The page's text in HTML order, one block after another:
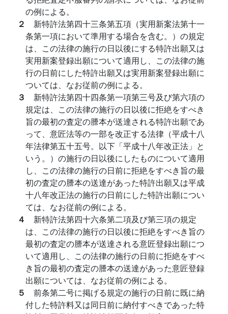
の例による。
２ 新特許法第四十三条第五項（実用新案法第十一
条第一項において準用する場合を含む。）の規定
は、この法律の施行の日以後にする特許出願又は
実用新案登録出願について適用し、この法律の施
行の日前にした特許出願又は実用新案登録出願に
ついては、なお従前の例による。
３ 新特許法第四十四条第一項第三号及び第六項の
規定は、この法律の施行の日以後に拒絶をすべき
旨の最初の査定の謄本が送達される特許出願であ
って、意匠法等の一部を改正する法律（平成十八
年法律第五十五号。以下「平成十八年改正法」と
いう。）の施行の日以後にしたものについて適用
し、この法律の施行の日前に拒絶をすべき旨の最
初の査定の謄本の送達があった特許出願又は平成
十八年改正法の施行の日前にした特許出願につい
ては、なお従前の例による。
４ 新特許法第四十六条第二項及び第三項の規定
は、この法律の施行の日以後に拒絶をすべき旨の
最初の査定の謄本が送達される意匠登録出願につ
いて適用し、この法律の施行の日前に拒絶をすべ
き旨の最初の査定の謄本の送達があった意匠登録
出願については、なお従前の例による。
５ 前条第二号に掲げる規定の施行の日前に既に納
付した特許料又は同日前に納付すべきであった特